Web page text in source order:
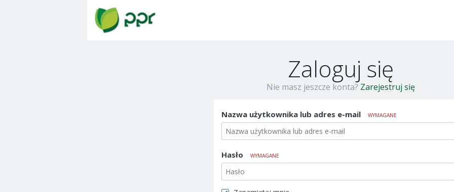
Zaloguj się
Nie masz jeszcze konta? Zarejestruj się
Nazwa użytkownika lub adres e-mail WYMAGANE
Hasło WYMAGANE